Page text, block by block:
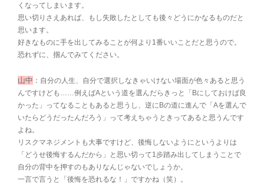
くなってしまいます。
思い切りさえあれば、もし失敗したとしても後々どうにかなるものだと
思います。
好きなものに手を出してみることが何より1番いいことだと思うので。
恐れずに、掴んでみてください。
山中 ：自分の人生、自分で選択しなきゃいけない場面が色々あると思う
んですけども……例えばAという道を選んだらきっと「Bにしておけば良
かった」ってなることもあると思うし、逆にBの道に進んで「Aを選んで
いたらどうだったんだろう」って考えちゃうときってあると思うんです
よね。
リスクマネジメントも大事ですけど、後悔しないようにというよりは
「どうせ後悔するんだから」と思い切って1步踏み出してしまうことで
自分の背中を押すのもありなんじゃないでしょうか。
一言で言うと「後悔を恐れるな！」ですかね（笑）。